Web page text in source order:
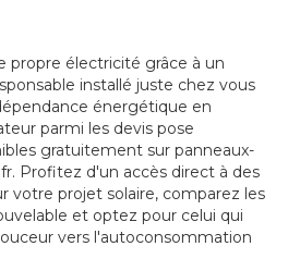
propre électricité grâce à un
installé juste chez vous
énergétique en
parmi les devis pose
gratuitement sur panneaux-
Profitez d'un accès direct à des
votre projet solaire, comparez les
et optez pour celui qui
vers l'autoconsommation